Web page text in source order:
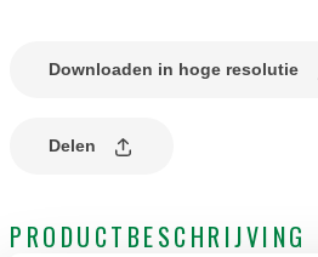
Downloaden in hoge resolutie
Delen
PRODUCTBESCHRIJVING